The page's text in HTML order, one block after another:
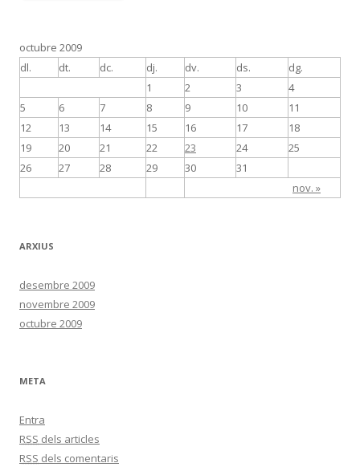
octubre 2009
dl.
dt. dc. dj. dv. ds. dg.
nov. »
1 2 3
4
5
6 7 8 9 10
11
12
13 14 15 16 17
18
19
20 21 22 23 24
25
26
27 28 29 30 31
ARXIUS
desembre 2009
novembre 2009
octubre 2009
META
Entra
RSS dels articles
RSS dels comentaris